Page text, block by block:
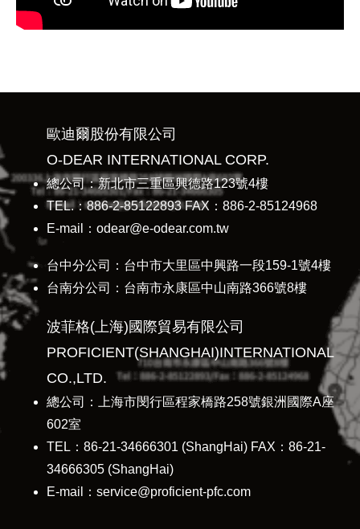
歐迪爾股份有限公司
O-DEAR INTERNATIONAL CORP.
總公司：新北市三重區興德路123號4樓
TEL.：886-2-85122893 FAX：886-2-85124968
E-mail：odear@e-odear.com.tw
台中分公司：台中市大里區中興路一段159-1號4樓
台南分公司：台南市永康區中山南路366號8樓
波菲格(上海)國際貿易有限公司
PROFICIENT(SHANGHAI)INTERNATIONAL
CO.,LTD.
總公司：上海市閔行區程家橋路258號銀洲國際A座
602室
TEL：86-21-34666301 (ShangHai) FAX：86-21-
34666305 (ShangHai)
E-mail：service@proficient-pfc.com